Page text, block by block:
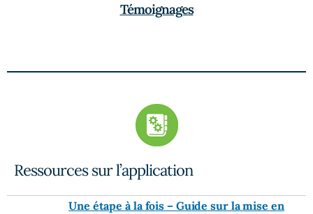
Témoignages
Ressources sur l’application
Une étape à la fois – Guide sur la mise en